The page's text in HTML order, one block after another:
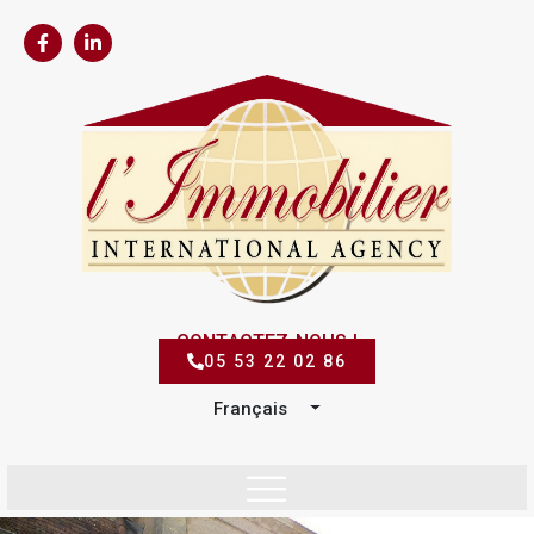
CONTACTEZ-NOUS !
05 53 22 02 86
Français